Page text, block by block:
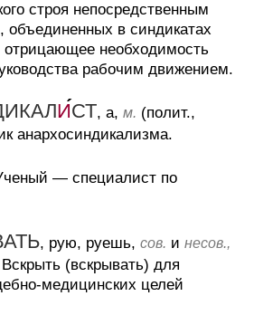
строя непосредственным
объединенных в синдикатах
необходимость
рабочим движением.
ИСТ, а, м. (полит.,
анархосиндикализма.
— специалист по
, рую, руешь, сов. и несов.,
Вскрыть (вскрывать) для
медицинских целей